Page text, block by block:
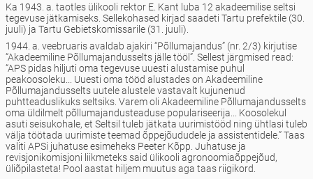
Ka 1943. a. taotles ülikooli rektor E. Kant luba 12 akadeemilise seltsi
tegevuse jätkamiseks. Sellekohased kirjad saadeti Tartu prefektile (30.
juuli) ja Tartu Gebietskomissarile (31. juuli).
1944. a. veebruaris avaldab ajakiri “Põllumajandus” (nr. 2/3) kirjutise
“Akadeemiline Põllumajandusselts jälle tööl”. Sellest järgmised read:
“APS pidas hiljuti oma tegevuse uuesti alustamise puhul
peakoosoleku... Uuesti oma tööd alustades on Akadeemiline
Põllumajandusselts uutele alustele vastavalt kujunenud
puhtteaduslikuks seltsiks. Varem oli Akadeemiline Põllumajandusselts
oma üldilmelt põllumajandusteaduse populariseerija... Koosolekul
asuti seisukohale, et Seltsil tuleb jätkata uurimistööd ning ühtlasi tuleb
välja töötada uurimiste teemad õppejõududele ja assistentidele.” Taas
valiti APSi juhatuse esimeheks Peeter Kõpp. Juhatuse ja
revisjonikomisjoni liikmeteks said ülikooli agronoomiaõppejõud,
üliõpilasteta! Pool aastat hiljem muutus aga taas riigikord.